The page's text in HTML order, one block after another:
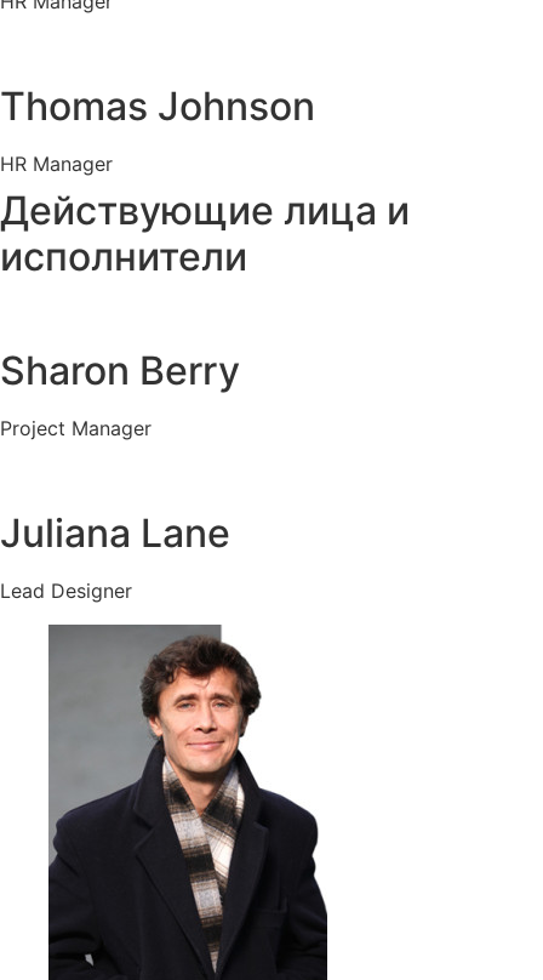
Thomas Johnson
HR Manager
Действующие лица и
исполнители
Sharon Berry
Project Manager
Juliana Lane
Lead Designer